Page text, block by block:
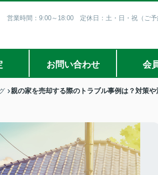
営業時間：9:00～18:00 定休日：土・日・祝（ご
お問い合わせ 会
親の家を売却する際のトラブル事例は？対策